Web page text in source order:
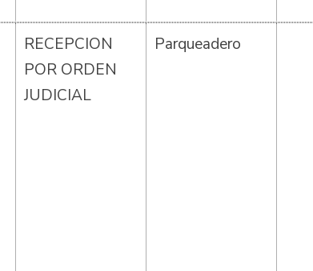
RECEPCION
POR ORDEN
JUDICIAL
Parqueadero